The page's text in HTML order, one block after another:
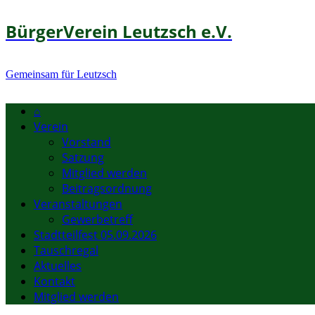
BürgerVerein Leutzsch e.V.
Gemeinsam für Leutzsch
⌂
Verein
Vorstand
Satzung
Mitglied werden
Beitragsordnung
Veranstaltungen
Gewerbetreff
Stadtteilfest 05.09.2026
Tauschregal
Aktuelles
Kontakt
Mitglied werden